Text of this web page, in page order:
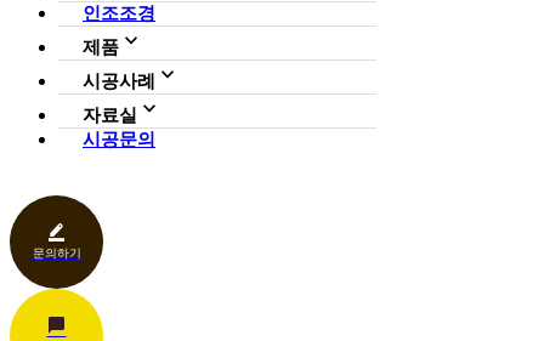
CI
가든연구소
인조조경
제품
전체보기
일루미아트리
시공사례
호텔·펜션·리조트·캠핑장
자료실
시공문의
문의하기